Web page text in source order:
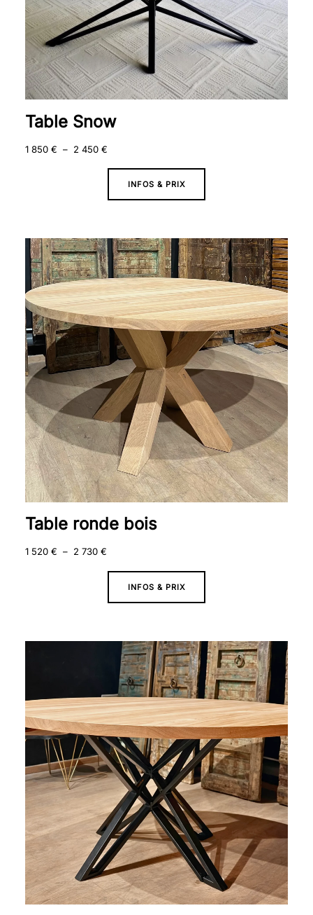
Table Snow
1 850 € – 2 450 €
INFOS & PRIX
Table ronde bois
1 520 € – 2 730 €
Plage
de
prix :
1
520 €
à
2
730 €
INFOS & PRIX
Plage
prix :
610 €
à
2
820 €